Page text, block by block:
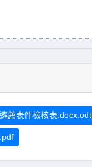
薦表件檢核表.docx.odt